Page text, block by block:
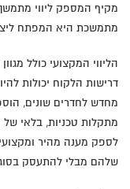
מקיף המספק ליווי
מתמשכת היא המפתח
הליווי המקצועי כולל
דרישות הלקוח יכולות
מחדש לחדרים שונים,
מתקלות טכניות, בלאי של
לספק מענה מהיר
שלהם מבלי להתעסק